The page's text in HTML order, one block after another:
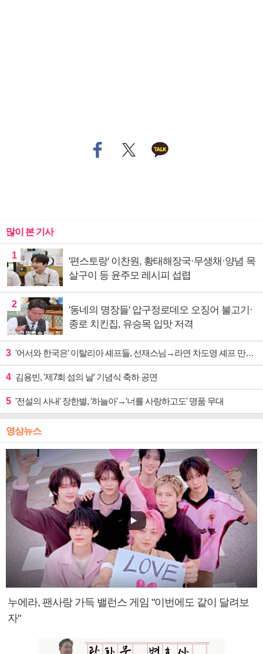
많이 본 기사
1
'편스토랑' 이찬원, 황태해장국·무생채·양념 목
살구이 등 윤주모 레시피 섭렵
2
'동네의 명장들' 압구정로데오 오징어 불고기·
종로 치킨집, 유승목 입맛 저격
3 '어서와 한국은' 이탈리아 셰프들, 선재스님→라연 차도영 셰프 만난다
4 김용빈, '제7회 섬의 날' 기념식 축하 공연
5 '전설의 사내' 장한별, '하늘아'→'너를 사랑하고도' 명품 무대
영상뉴스
누에라, 팬사랑 가득 밸런스 게임 "이번에도 같이 달려보
자"